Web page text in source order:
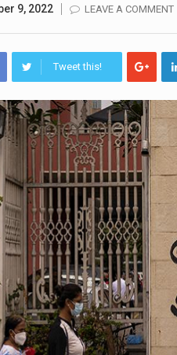
උපරිමාධිකරණ
බන්ධනාගාර රැදවියන් 1,021
මහර බන්ධනාගාරයේ අද ඇතිවූ
අගෝස්තු මස දෙවන ඉරිදා ලිට්
ලාල් කාන්ත ඇමතිවරයා
2011 වසරේදී දේශපාලන හා
ගොවියන්ගේ ප්‍රශ්න, ධීවරයන්ගේ
9, 2022 LEAVE A COMMENT
Tweet this!